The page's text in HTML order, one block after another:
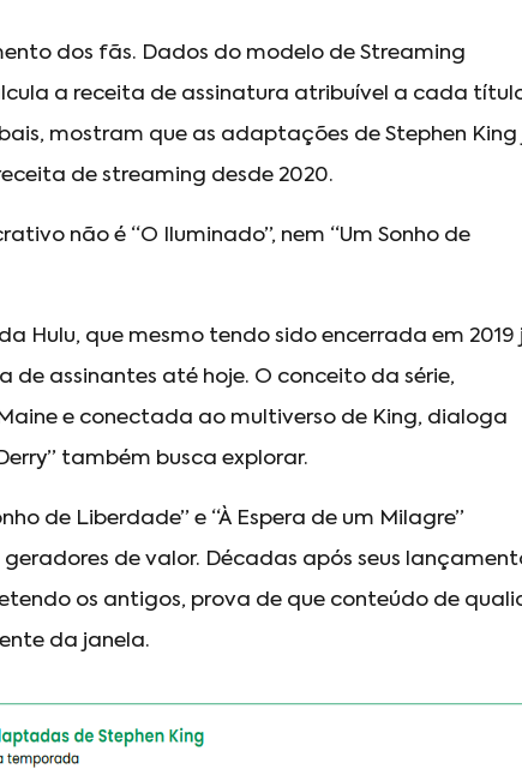
dos fãs. Dados do modelo de Streaming
a receita de assinatura atribuível a cada
mostram que as adaptações de Stephen King
de streaming desde 2020.
não é “O Iluminado”, nem “Um Sonho de
Hulu, que mesmo tendo sido encerrada em 2019
de assinantes até hoje. O conceito da série,
e conectada ao multiverso de King, dialoga
também busca explorar.
de Liberdade” e “À Espera de um Milagre”
de valor. Décadas após seus
os antigos, prova de que conteúdo de
da janela.